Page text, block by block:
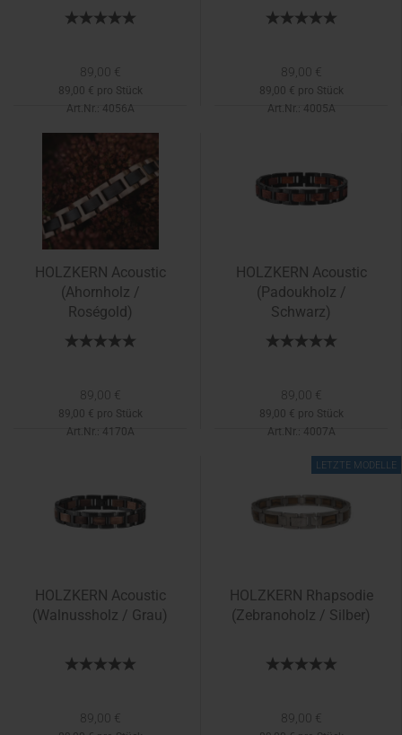
89,00 €
89,00 € pro Stück
Art.Nr.: 4056A
Lieferzeit:
89,00 €
89,00 € pro Stück
Art.Nr.: 4005A
HOLZKERN Acoustic
(Ahornholz /
Roségold)
89,00 €
89,00 € pro Stück
Art.Nr.: 4170A
HOLZKERN Acoustic
(Padoukholz /
Schwarz)
89,00 €
89,00 € pro Stück
Art.Nr.: 4007A
1-2 Tage
HOLZKERN Acoustic
(Walnussholz / Grau)
89,00 €
LETZTE MODELLE
HOLZKERN Rhapsodie
(Zebranoholz / Silber)
89,00 €